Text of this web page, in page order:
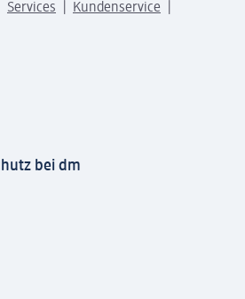
Services
Kundenservice
bei dm